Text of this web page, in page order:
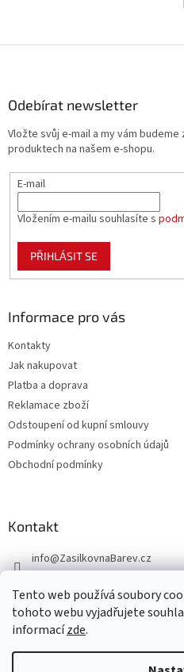
Tento web používá soubory
tohoto webu vyjadřujete
informacízde.
Odebírat newsletter
Vložte svůj e-mail a my vám
produktech na našem e-shopu.
E-mail
Vložením e-mailu souhlasíte s
PŘIHLÁSIT SE
Informace pro vás
Kontakty
Jak nakupovat
Platba a doprava
Reklamace zboží
Odstoupení od kupní smlouvy
Podmínky ochrany osobních údajů
Obchodní podmínky
Kontakt
info@ZasilkovnaBarev.cz